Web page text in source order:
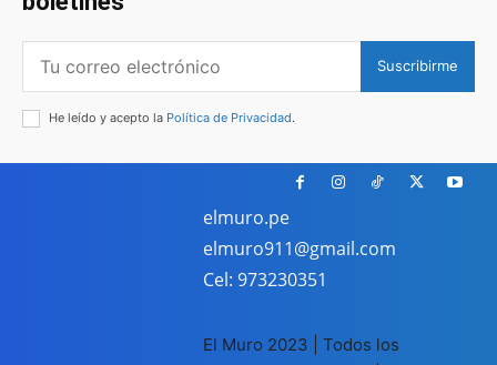
Suscribirme
He leído y acepto la Política de Privacidad.
elmuro.pe
elmuro911@gmail.com
Cel: 973230351
El Muro 2023 | Todos los